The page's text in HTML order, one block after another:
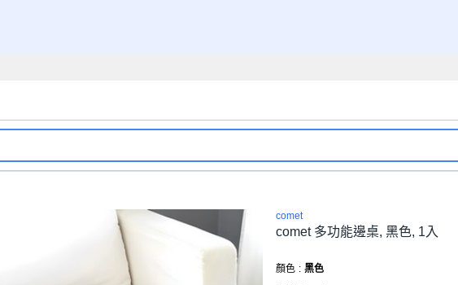
comet
comet 多功能邊桌, 黑色, 1入
顏色 : 黑色